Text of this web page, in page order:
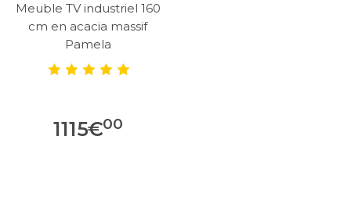
Meuble TV industriel 160
cm en acacia massif
Pamela
1115€00